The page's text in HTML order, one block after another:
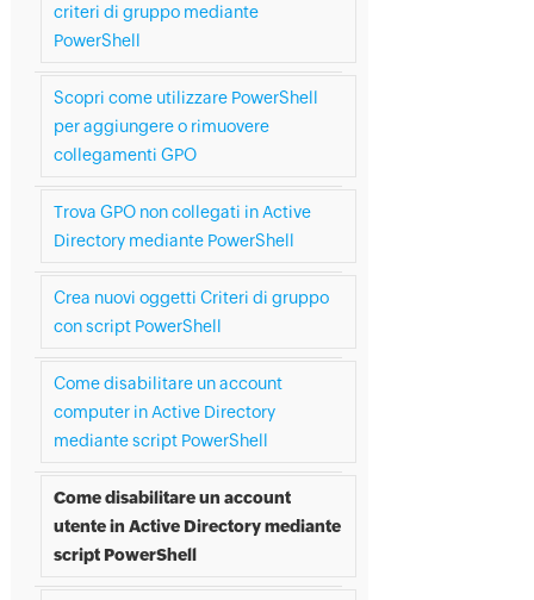
criteri di gruppo mediante
PowerShell
Scopri come utilizzare PowerShell
per aggiungere o rimuovere
collegamenti GPO
Trova GPO non collegati in Active
Directory mediante PowerShell
Crea nuovi oggetti Criteri di gruppo
con script PowerShell
Come disabilitare un account
computer in Active Directory
mediante script PowerShell
Come disabilitare un account
utente in Active Directory mediante
script PowerShell